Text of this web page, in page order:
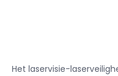
Het laservisie-